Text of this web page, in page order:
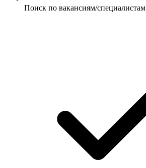
Поиск по вакансиям/специалистам